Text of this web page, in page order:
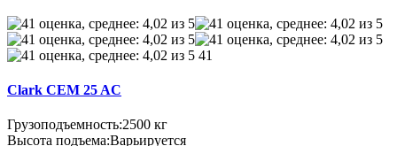
41
Clark CEM 25 AC
Грузоподъемность:2500 кг
Высота подъема:Варьируется